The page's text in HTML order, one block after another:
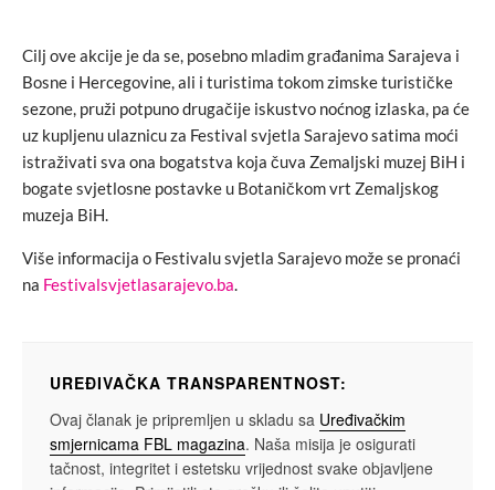
Cilj ove akcije je da se, posebno mladim građanima Sarajeva i
Bosne i Hercegovine, ali i turistima tokom zimske turističke
sezone, pruži potpuno drugačije iskustvo noćnog izlaska, pa će
uz kupljenu ulaznicu za Festival svjetla Sarajevo satima moći
istraživati sva ona bogatstva koja čuva Zemaljski muzej BiH i
bogate svjetlosne postavke u Botaničkom vrt Zemaljskog
muzeja BiH.
Više informacija o Festivalu svjetla Sarajevo može se pronaći
na Festivalsvjetlasarajevo.ba.
UREĐIVAČKA TRANSPARENTNOST:
Ovaj članak je pripremljen u skladu sa Uređivačkim
smjernicama FBL magazina. Naša misija je osigurati
tačnost, integritet i estetsku vrijednost svake objavljene